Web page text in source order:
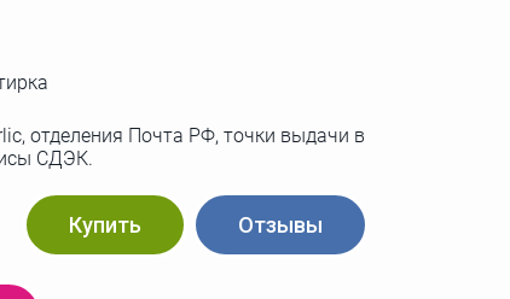
отделения Почта РФ, точки выдачи в
СДЭК.
Купить Отзывы